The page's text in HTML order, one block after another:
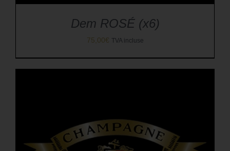
Dem ROSÉ (x6)
75,00€ TVA incluse